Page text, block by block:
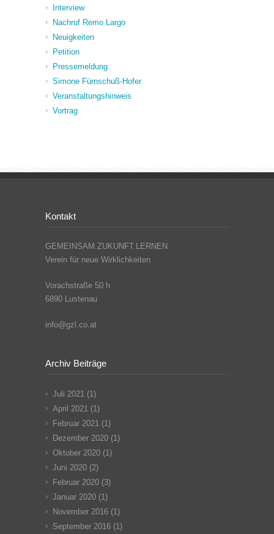
Interview
Nachruf Remo Largo
Neuigkeiten
Petition
Pressemeldung
Simone Fürnschuß-Hofer
Veranstaltungshinweis
Vortrag
Kontakt
GEMEINSAM.ZUKUNFT.LERNEN
Verein für neue Wirklichkeiten
Vorachstraße 50 h
6890 Lustenau
info@gzl.co.at
Archiv Beiträge
Juli 2021 (1)
April 2021 (1)
Februar 2021 (1)
Dezember 2020 (1)
Oktober 2020 (1)
Juni 2020 (2)
Februar 2020 (3)
Januar 2020 (1)
November 2016 (1)
September 2016 (1)